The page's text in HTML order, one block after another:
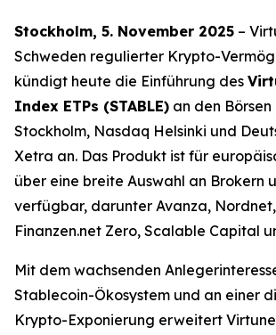
Stockholm, 5. November 2025 –
Schweden regulierter Krypto-
kündigt heute die Einführung des
Index ETPs (STABLE) an den
Stockholm, Nasdaq Helsinki und
Xetra an. Das Produkt ist für
über eine breite Auswahl an Brokern
verfügbar, darunter Avanza, Nordnet,
Finanzen.net Zero, Scalable Capital
Mit dem wachsenden
Stablecoin-Ökosystem und an einer
Krypto-Exponierung erweitert